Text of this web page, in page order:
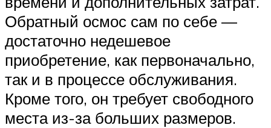
Обратный осмос сам по себе —
достаточно недешевое
приобретение, как первоначально,
так и в процессе обслуживания.
Кроме того, он требует свободного
места из-за больших размеров.